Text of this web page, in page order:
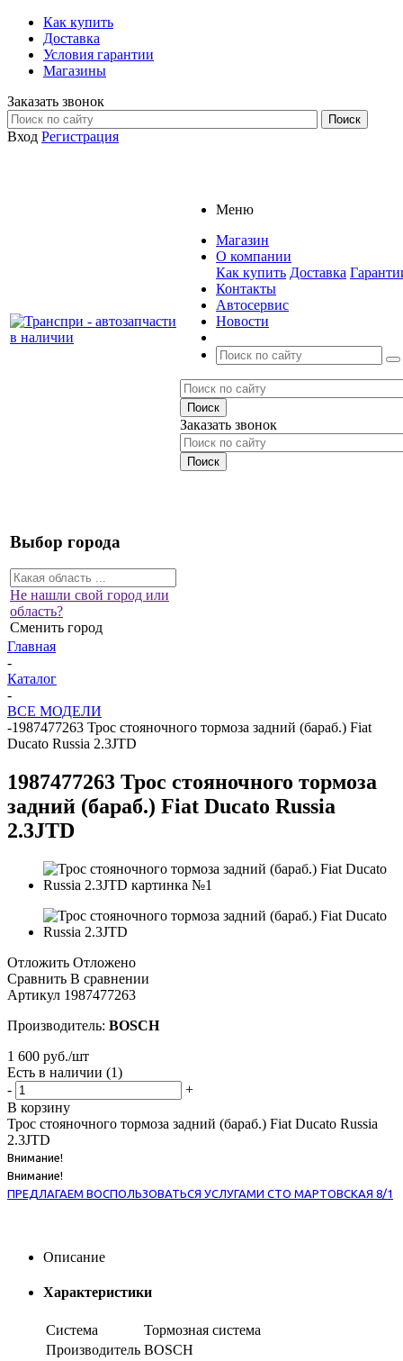
Как купить
Доставка
Условия гарантии
Магазины
Заказать звонок
Вход Регистрация
Меню
Магазин
О компании
Как купить Доставка
Контакты
Автосервис
Новости
Заказать звонок
Выбор города
Не нашли свой город или
область?
Сменить город
Главная
-
Каталог
-
ВСЕ МОДЕЛИ
-1987477263 Трос стояночного тормоза задний (бараб.) Fiat
Ducato Russia 2.3JTD
1987477263 Трос стояночного тормоза
задний (бараб.) Fiat Ducato Russia
2.3JTD
Отложить Отложено
Сравнить В сравнении
Артикул 1987477263
Производитель: BOSCH
1 600 руб./шт
Есть в наличии (1)
-
+
В корзину
Трос стояночного тормоза задний (бараб.) Fiat Ducato Russia
2.3JTD
Внимание!
Внимание!
ПРЕДЛАГАЕМ ВОСПОЛЬЗОВАТЬСЯ УСЛУГАМИ СТО МАРТОВСКАЯ 8/1
Описание
Характеристики
Система
Тормозная система
Производитель BOSCH